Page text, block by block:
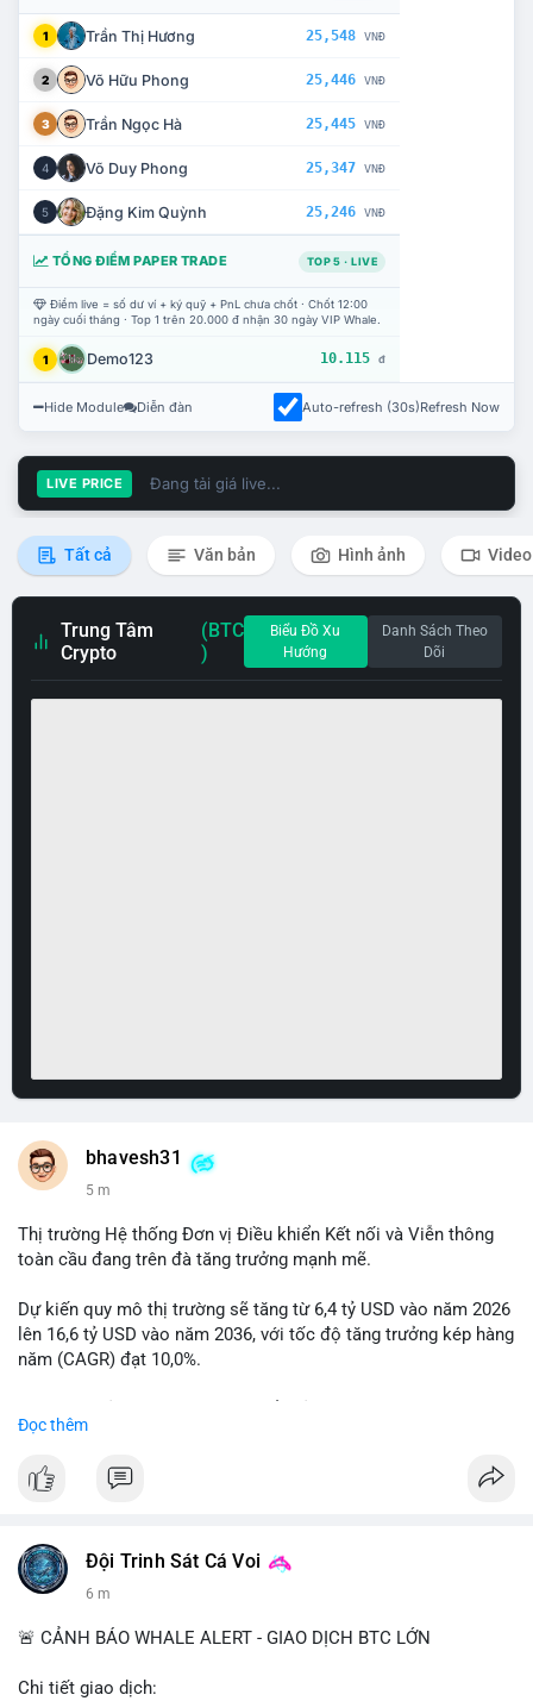
1 Trần Thị Hương 25,548 VNĐ
2 Võ Hữu Phong 25,446 VNĐ
3 Trần Ngọc Hà 25,445 VNĐ
4 Võ Duy Phong 25,347 VNĐ
5 Đặng Kim Quỳnh 25,246 VNĐ
TỔNG ĐIỂM PAPER TRADE TOP 5 · LIVE
Điểm live = số dư ví + ký quỹ + PnL chưa chốt · Chốt 12:00
ngày cuối tháng · Top 1 trên 20.000 đ nhận 30 ngày VIP Whale.
1 Demo123 10.115 đ
Hide Module Diễn đàn Auto-refresh (30s)Refresh Now
LIVE PRICE Đang tải giá live...
Tất cả Văn bản Hình ảnh Video
Trung Tâm
Crypto
(BTC
)
Biểu Đồ Xu
Hướng
Danh Sách Theo
Dõi
bhavesh31
5 m
Thị trường Hệ thống Đơn vị Điều khiển Kết nối và Viễn thông
toàn cầu đang trên đà tăng trưởng mạnh mẽ.
Dự kiến quy mô thị trường sẽ tăng từ 6,4 tỷ USD vào năm 2026
lên 16,6 tỷ USD vào năm 2036, với tốc độ tăng trưởng kép hàng
năm (CAGR) đạt 10,0%.
trong các lĩnh vực ô tô, logistics và thiết bị thông minh.
Doanh nghiệp cần theo dõi xu hướng này để nắm bắt cơ hội
Đọc thêm
Đội Trinh Sát Cá Voi
6 m
🚨 CẢNH BÁO WHALE ALERT - GIAO DỊCH BTC LỚN
Chi tiết giao dịch: